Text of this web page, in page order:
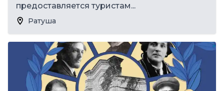
предоставляется туристам...
Ратуша